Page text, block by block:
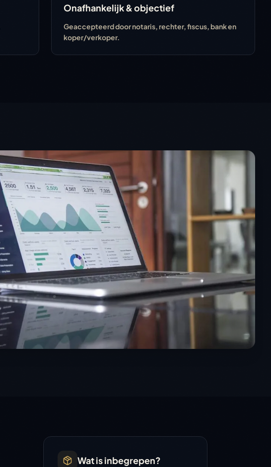
Onafhankelijk & objectief
Geaccepteerd door notaris, rechter, fiscus, bank en
koper/verkoper.
Wat is inbegrepen?